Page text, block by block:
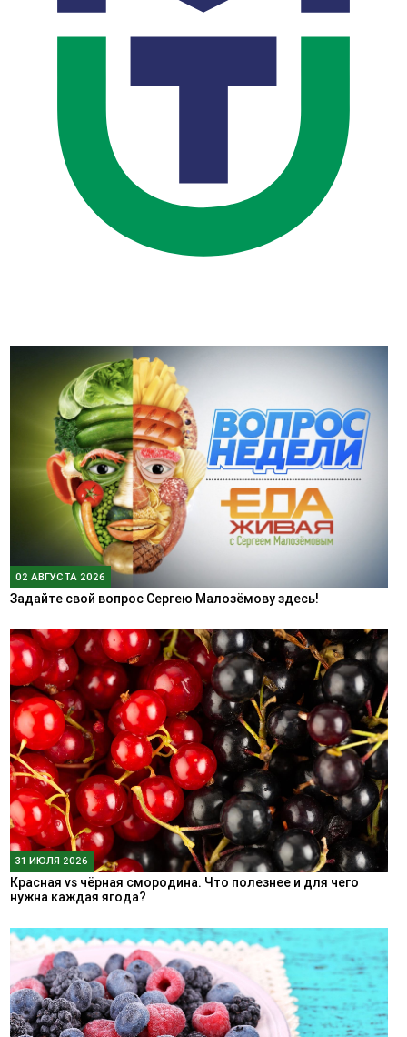
02 АВГУСТА 2026
Задайте свой вопрос Сергею Малозёмову здесь!
31 ИЮЛЯ 2026
Красная vs чёрная смородина. Что полезнее и для чего
нужна каждая ягода?